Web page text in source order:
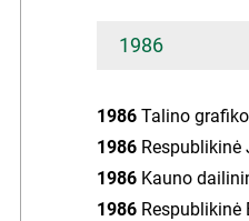
1986
1986 Talino
1986
1986 Kauno
1986 Respublikinė